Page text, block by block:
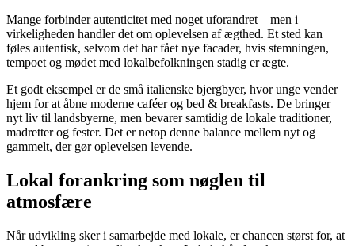
Mange forbinder autenticitet med noget uforandret – men i
virkeligheden handler det om oplevelsen af ægthed. Et sted kan
føles autentisk, selvom det har fået nye facader, hvis stemningen,
tempoet og mødet med lokalbefolkningen stadig er ægte.
Et godt eksempel er de små italienske bjergbyer, hvor unge vender
hjem for at åbne moderne caféer og bed & breakfasts. De bringer
nyt liv til landsbyerne, men bevarer samtidig de lokale traditioner,
madretter og fester. Det er netop denne balance mellem nyt og
gammelt, der gør oplevelsen levende.
Lokal forankring som nøglen til
atmosfære
Når udvikling sker i samarbejde med lokale, er chancen størst for, at